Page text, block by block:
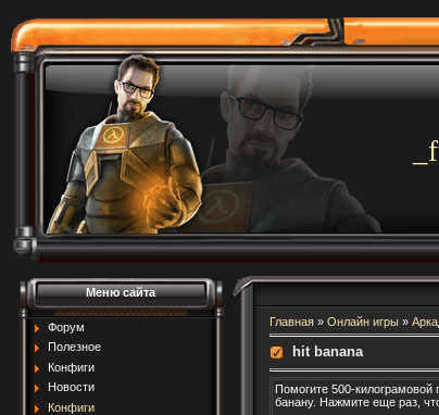
Меню сайта
Форум
Полезное
Конфиги
Новости
Конфиги
Главная» Онлайн игры»
hit banana
Помогите 500-килограмовой
банану. Нажмите еще раз,